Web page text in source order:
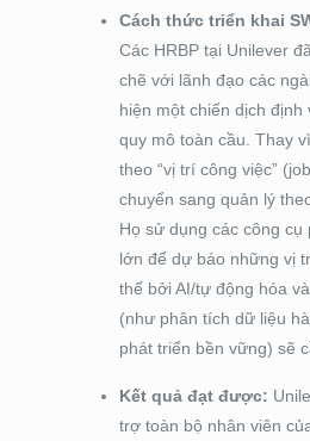
Cách thức triển khai
Các HRBP tại Unilever
chẽ với lãnh đạo các
hiện một chiến dịch định
quy mô toàn cầu. Thay
theo “vị trí công việc”
chuyển sang quản lý
Họ sử dụng các công cụ
lớn để dự báo những vị
thế bởi AI/tự động hóa
(như phân tích dữ liệu
phát triển bền vững) sẽ
Kết quả đạt được:
trợ toàn bộ nhân viên